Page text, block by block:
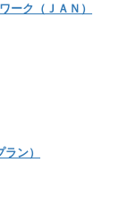
ク（ＪＡＮ）
ン）